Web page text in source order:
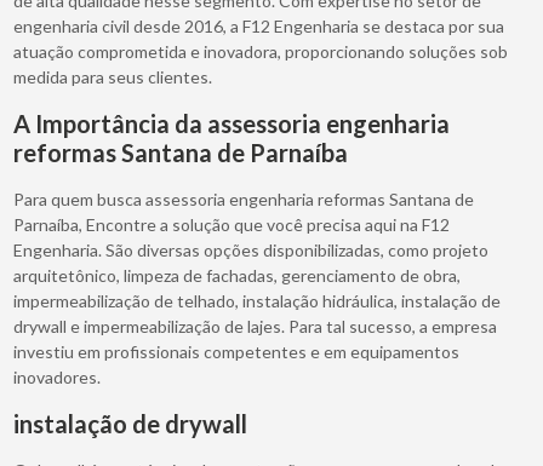
engenharia civil desde 2016, a F12 Engenharia se destaca por sua
atuação comprometida e inovadora, proporcionando soluções sob
medida para seus clientes.
A Importância da assessoria engenharia
reformas Santana de Parnaíba
Para quem busca assessoria engenharia reformas Santana de
Parnaíba, Encontre a solução que você precisa aqui na F12
Engenharia. São diversas opções disponibilizadas, como projeto
arquitetônico, limpeza de fachadas, gerenciamento de obra,
impermeabilização de telhado, instalação hidráulica, instalação de
drywall e impermeabilização de lajes. Para tal sucesso, a empresa
investiu em profissionais competentes e em equipamentos
inovadores.
instalação de drywall